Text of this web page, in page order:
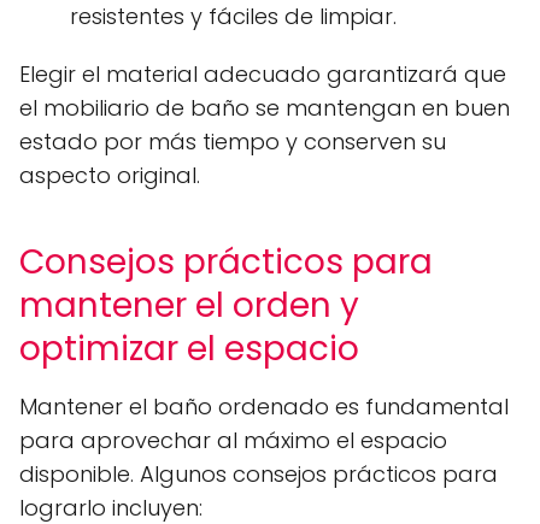
resistentes y fáciles de limpiar.
Elegir el material adecuado garantizará que
el mobiliario de baño se mantengan en buen
estado por más tiempo y conserven su
aspecto original.
Consejos prácticos para
mantener el orden y
optimizar el espacio
Mantener el baño ordenado es fundamental
para aprovechar al máximo el espacio
disponible. Algunos consejos prácticos para
lograrlo incluyen: